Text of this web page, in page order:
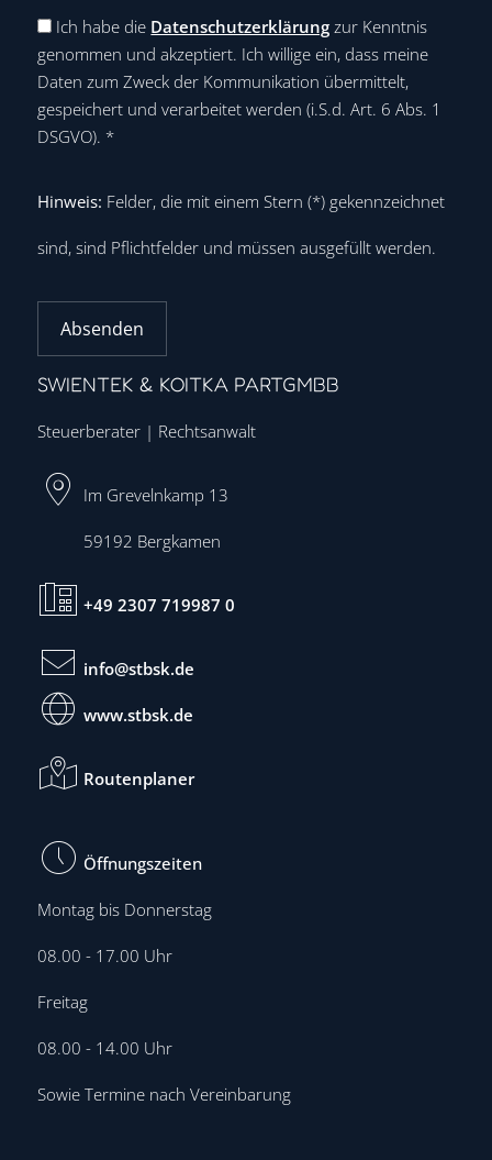
Ich habe die Datenschutzerklärung zur Kenntnis
genommen und akzeptiert. Ich willige ein, dass meine
Daten zum Zweck der Kommunikation übermittelt,
gespeichert und verarbeitet werden (i.S.d. Art. 6 Abs. 1
DSGVO). *
Hinweis: Felder, die mit einem Stern (*) gekennzeichnet
sind, sind Pflichtfelder und müssen ausgefüllt werden.
Absenden
SWIENTEK & KOITKA PARTGMBB
Steuerberater | Rechtsanwalt
Im Grevelnkamp 13
59192 Bergkamen
+49 2307 719987 0
info@stbsk.de
www.stbsk.de
Routenplaner
Öffnungszeiten
Montag bis Donnerstag
08.00 - 17.00 Uhr
Freitag
08.00 - 14.00 Uhr
Sowie Termine nach Vereinbarung